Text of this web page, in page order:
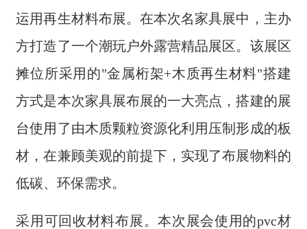
运用再生材料布展。在本次名家具展中，主办
方打造了一个潮玩户外露营精品展区。该展区
摊位所采用的"金属桁架+木质再生材料"搭建
方式是本次家具展布展的一大亮点，搭建的展
台使用了由木质颗粒资源化利用压制形成的板
材，在兼顾美观的前提下，实现了布展物料的
低碳、环保需求。
采用可回收材料布展。本次展会使用的pvc材